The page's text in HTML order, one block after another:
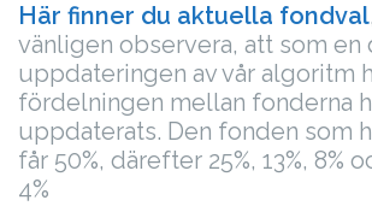
Här finner du aktuella fondval
vänligen observera, att som en
uppdateringen av vår algoritm
fördelningen mellan fonderna
uppdaterats. Den fonden som
får 50%, därefter 25%, 13%, 8%
4%